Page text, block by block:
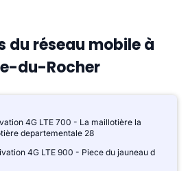
du réseau mobile à
du-Rocher
4G LTE 700 - La maillotière la
departementale 28
4G LTE 900 - Piece du jauneau d